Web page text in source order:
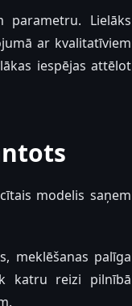
Lielāks
ar kvalitatīviem
iespējas attēlot
modelis saņem
meklēšanas palīga
katru reizi pilnībā